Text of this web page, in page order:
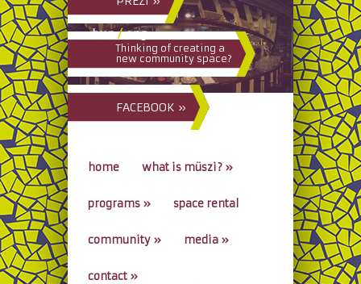
hun/eng
Thinking of creating a
new community space?
FACEBOOK »
home what is müszi? »
programs » space rental
community » media »
contact »